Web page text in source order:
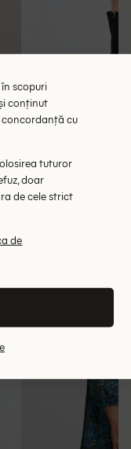
Rochie
de
scopuri
conținut
cu
tuturor
doar
de cele strict
de